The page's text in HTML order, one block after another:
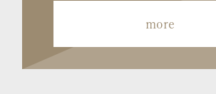
more